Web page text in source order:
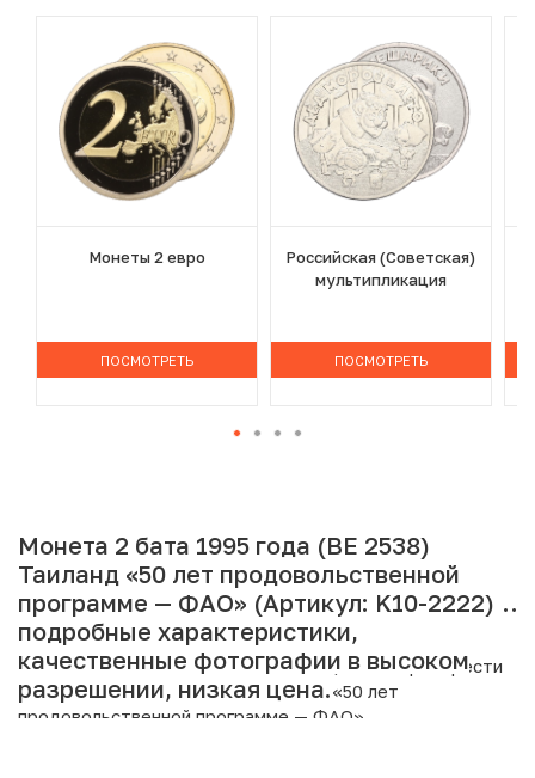
Монеты 2 евро
ПОСМОТРЕТЬ
Российская (Советская)
мультипликация
ПОСМОТРЕТЬ
Монета 2 бата 1995 года (BE 2538)
Таиланд «50 лет продовольственной
программе — ФАО» (Артикул: K10-2222):
подробные характеристики,
качественные фотографии в высоком
разрешении, низкая цена.
Интернет магазин «Нумизмат» предлагает приобрести
2 бата 1995 года (BE 2538) Таиланд «50 лет
продовольственной программе — ФАО».